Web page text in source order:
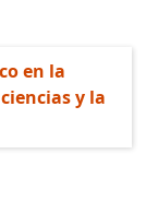
en la
y la